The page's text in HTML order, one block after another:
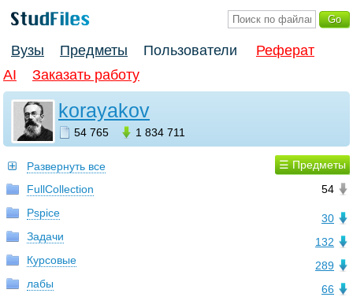
Вузы Предметы Пользователи
Реферат
AI
Заказать работу
korayakov
54 765 1 834 711
☰ Предметы
Развернуть все
54
FullCollection
30
Pspice
132
Задачи
289
Курсовые
66
лабы